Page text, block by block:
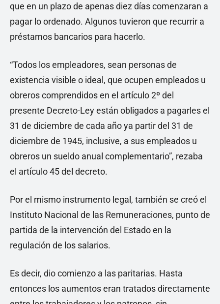
que en un plazo de apenas diez días comenzaran a
pagar lo ordenado. Algunos tuvieron que recurrir a
préstamos bancarios para hacerlo.
“Todos los empleadores, sean personas de
existencia visible o ideal, que ocupen empleados u
obreros comprendidos en el artículo 2º del
presente Decreto-Ley están obligados a pagarles el
31 de diciembre de cada año ya partir del 31 de
diciembre de 1945, inclusive, a sus empleados u
obreros un sueldo anual complementario”, rezaba
el artículo 45 del decreto.
Por el mismo instrumento legal, también se creó el
Instituto Nacional de las Remuneraciones, punto de
partida de la intervención del Estado en la
regulación de los salarios.
Es decir, dio comienzo a las paritarias. Hasta
entonces los aumentos eran tratados directamente